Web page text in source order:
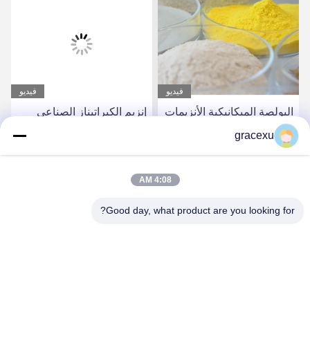
فيديو
البولصة الميكانيكية الأنزيمات
المتخصصة مسحوق وسائل
ISO9001
احصل على أفضل سعر
فيديو
إنزيم الكيراتيناز الصناعي
gracexu
4:08 AM
Good day, what product are you looking for?